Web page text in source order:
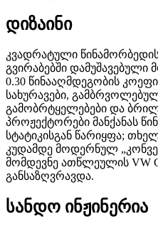
დიზაინი
კვადრატული
გვირაბებში დამუშავებული
0.30 წინააღმდეგობის
სახურავები,
გამობრტყელებები და
პროჟექტორები მანქანას
სტატიკისგან წარიყფა;
კუდამდე მოდერნულ
მომდევნე ათწლეულის VW
განსაზღვრავდა.
სანდო ინჟინერია